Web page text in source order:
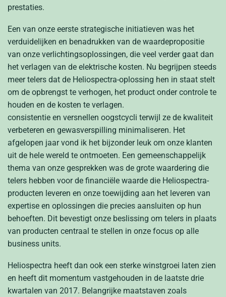
prestaties.
Een van onze eerste strategische initiatieven was het
verduidelijken en benadrukken van de waardepropositie
van onze verlichtingsoplossingen, die veel verder gaat dan
het verlagen van de elektrische kosten. Nu begrijpen steeds
meer telers dat de Heliospectra-oplossing hen in staat stelt
om de opbrengst te verhogen, het product onder controle te
houden en de kosten te verlagen.
consistentie en versnellen oogstcycli terwijl ze de kwaliteit
verbeteren en gewasverspilling minimaliseren. Het
afgelopen jaar vond ik het bijzonder leuk om onze klanten
uit de hele wereld te ontmoeten. Een gemeenschappelijk
thema van onze gesprekken was de grote waardering die
telers hebben voor de financiële waarde die Heliospectra-
producten leveren en onze toewijding aan het leveren van
expertise en oplossingen die precies aansluiten op hun
behoeften. Dit bevestigt onze beslissing om telers in plaats
van producten centraal te stellen in onze focus op alle
business units.
Heliospectra heeft dan ook een sterke winstgroei laten zien
en heeft dit momentum vastgehouden in de laatste drie
kwartalen van 2017. Belangrijke maatstaven zoals